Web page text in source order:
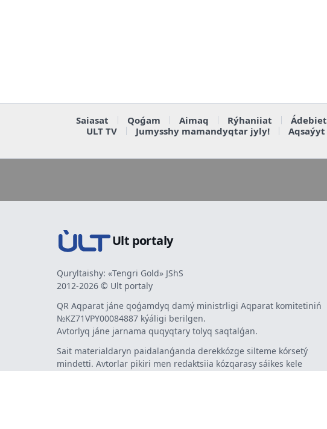
Saiasat Qoǵam Aimaq Rýhaniiat Ádebiet
ULT TV
Jumysshy mamandyqtar jyly! Aqsaýyt
Ult portaly
Quryltaishy: «Tengri Gold» JShS
2012-2026 © Ult portaly
QR Aqparat jáne qoǵamdyq damý ministrligi Aqparat komitetiniń
№KZ71VPY00084887 kýáligi berilgen.
Avtorlyq jáne jarnama quqyqtary tolyq saqtalǵan.
Sait materialdaryn paidalanǵanda derekkózge silteme kórsetý
mindetti. Avtorlar pikiri men redaktsiia kózqarasy sáikes kele